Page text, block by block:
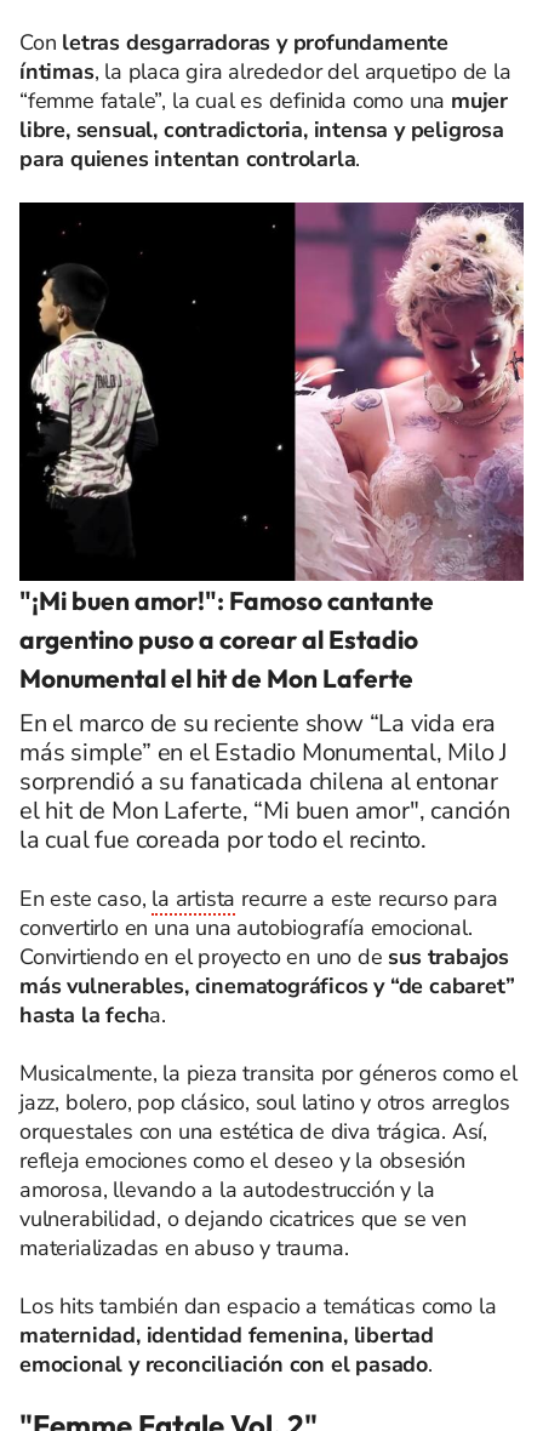
Con letras desgarradoras y profundamente
íntimas, la placa gira alrededor del arquetipo de la
“femme fatale”, la cual es definida como una mujer
libre, sensual, contradictoria, intensa y peligrosa
para quienes intentan controlarla.
"¡Mi buen amor!": Famoso cantante
argentino puso a corear al Estadio
Monumental el hit de Mon Laferte
En el marco de su reciente show “La vida era
más simple” en el Estadio Monumental, Milo J
sorprendió a su fanaticada chilena al entonar
el hit de Mon Laferte, “Mi buen amor", canción
la cual fue coreada por todo el recinto.
En este caso, la artista recurre a este recurso para
convertirlo en una una autobiografía emocional.
Convirtiendo en el proyecto en uno de sus trabajos
más vulnerables, cinematográficos y “de cabaret”
hasta la fecha.
Musicalmente, la pieza transita por géneros como el
jazz, bolero, pop clásico, soul latino y otros arreglos
orquestales con una estética de diva trágica. Así,
refleja emociones como el deseo y la obsesión
amorosa, llevando a la autodestrucción y la
vulnerabilidad, o dejando cicatrices que se ven
materializadas en abuso y trauma.
Los hits también dan espacio a temáticas como la
maternidad, identidad femenina, libertad
emocional y reconciliación con el pasado.